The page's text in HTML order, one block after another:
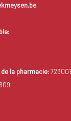
la pharmacie:723001